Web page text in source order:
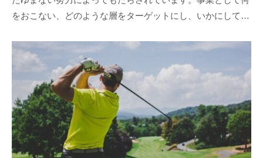
をおこない、どのような層をターゲットにし、いかにして…